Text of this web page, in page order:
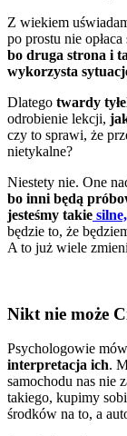
Z wiekiem
po prostu nie
bo druga strona i
wykorzysta
Dlatego twardy
odrobienie lekcji,
czy to sprawi, że
nietykalne?
Niestety nie. One
bo inni będą
jesteśmy takie silne,
będzie to, że
A to już wiele
Nikt nie może
Psychologowie
interpretacja ich.
samochodu nas nie
takiego, kupimy
środków na to, a